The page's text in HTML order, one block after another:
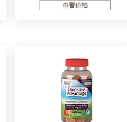
查看价格